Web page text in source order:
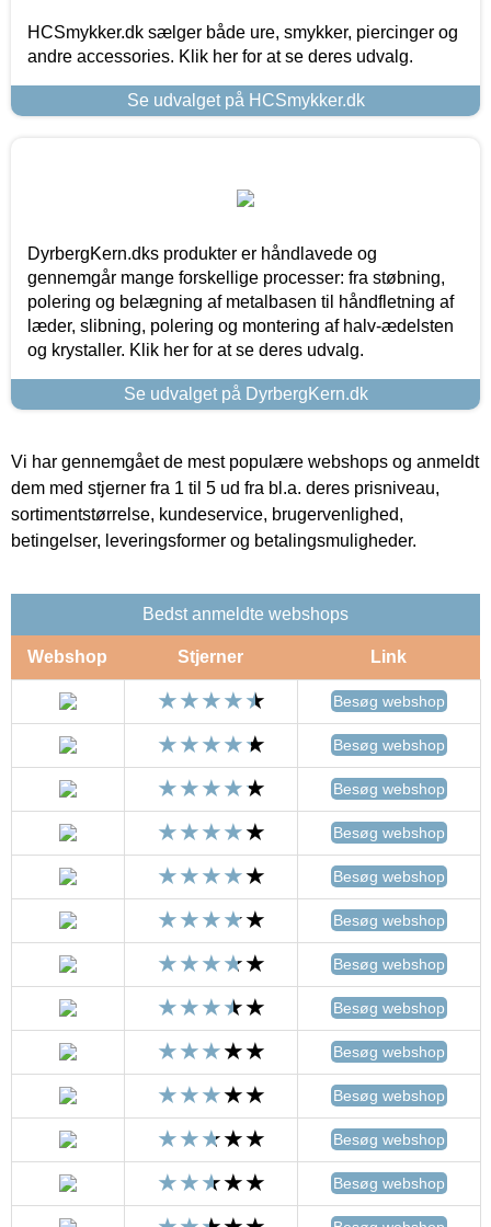
HCSmykker.dk sælger både ure, smykker, piercinger og
andre accessories. Klik her for at se deres udvalg.
Se udvalget på HCSmykker.dk
DyrbergKern.dks produkter er håndlavede og
gennemgår mange forskellige processer: fra støbning,
polering og belægning af metalbasen til håndfletning af
læder, slibning, polering og montering af halv-ædelsten
og krystaller. Klik her for at se deres udvalg.
Se udvalget på DyrbergKern.dk
Vi har gennemgået de mest populære webshops og anmeldt
dem med stjerner fra 1 til 5 ud fra bl.a. deres prisniveau,
sortimentstørrelse, kundeservice, brugervenlighed,
betingelser, leveringsformer og betalingsmuligheder.
Bedst anmeldte webshops
Webshop Stjerner Link
Besøg webshop
Besøg webshop
Besøg webshop
Besøg webshop
Besøg webshop
Besøg webshop
Besøg webshop
Besøg webshop
Besøg webshop
Besøg webshop
Besøg webshop
Besøg webshop